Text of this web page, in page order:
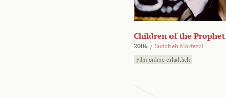
Children of the Prophet
2006 / Sudabeh Mortezai
Film online erhältlich